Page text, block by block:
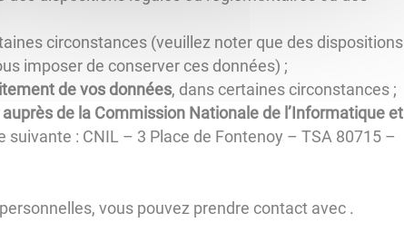
circonstances (veuillez noter que des dispositions
imposer de conserver ces données) ;
de vos données, dans certaines circonstances ;
de la Commission Nationale de l’Informatique et
: CNIL – 3 Place de Fontenoy – TSA 80715 –
vous pouvez prendre contact avec .